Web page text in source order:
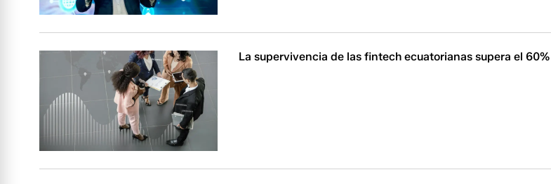
La supervivencia de las fintech ecuatorianas supera el 60%